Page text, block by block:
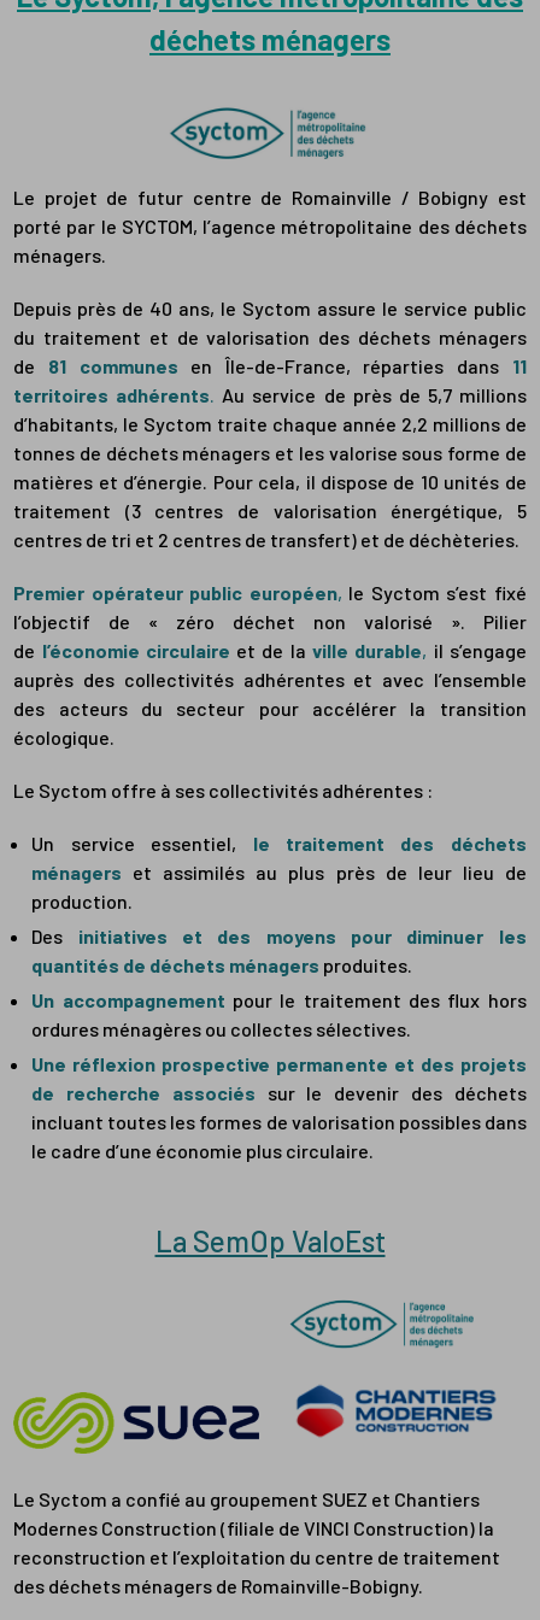
déchets ménagers
Le projet de futur centre de Romainville / Bobigny est
porté par le SYCTOM, l’agence métropolitaine des déchets
ménagers.
Depuis près de 40 ans, le Syctom assure le service public
du traitement et de valorisation des déchets ménagers
de 81 communes en Île-de-France, réparties dans 11
territoires adhérents. Au service de près de 5,7 millions
d’habitants, le Syctom traite chaque année 2,2 millions de
tonnes de déchets ménagers et les valorise sous forme de
matières et d’énergie. Pour cela, il dispose de 10 unités de
traitement (3 centres de valorisation énergétique, 5
centres de tri et 2 centres de transfert) et de déchèteries.
Premier opérateur public européen, le Syctom s’est fixé
l’objectif de « zéro déchet non valorisé ». Pilier
de l’économie circulaire et de la ville durable, il s’engage
auprès des collectivités adhérentes et avec l’ensemble
des acteurs du secteur pour accélérer la transition
écologique.
Le Syctom offre à ses collectivités adhérentes :
Un service essentiel, le traitement des déchets
ménagers et assimilés au plus près de leur lieu de
production.
Des initiatives et des moyens pour diminuer les
quantités de déchets ménagers produites.
Un accompagnement pour le traitement des flux hors
ordures ménagères ou collectes sélectives.
Une réflexion prospective permanente et des projets
de recherche associés
sur le devenir des déchets
incluant toutes les formes de valorisation possibles dans
le cadre d’une économie plus circulaire.
La SemOp ValoEst
Le Syctom a confié au groupement SUEZ et Chantiers
Modernes Construction (filiale de VINCI Construction) la
reconstruction et l’exploitation du centre de traitement
des déchets ménagers de Romainville-Bobigny.